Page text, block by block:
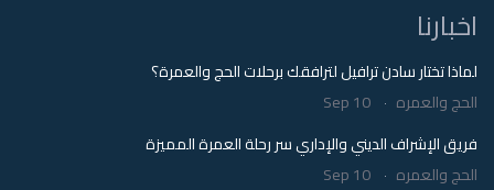
اخبارنا
لماذا تختار سادن ترافيل لترافقك برحلات الحج والعمرة؟
الحج والعمره
Sep 10
فريق الإشراف الديني والإداري سر رحلة العمرة المميزة
الحج والعمره
Sep 10